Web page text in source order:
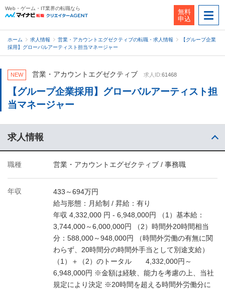
Web・ゲーム・IT業界の転職なら
無料
申込
ホーム 求人情報 営業・アカウントエグゼクティブの転職・求人情報
【グループ企業
採用】グローバルアーティスト担当マネージャー
NEW 営業・アカウントエグゼクティブ 求人ID:61468
【グループ企業採用】グローバルアーティスト担
当マネージャー
求人情報
職種 営業・アカウントエグゼクティブ / 事務職
年収
433～694万円
給与形態：月給制 / 昇給：有り
年収 4,332,000 円 - 6,948,000円 （1）基本給：
3,744,000～6,000,000円 （2）時間外20時間相当
分：588,000～948,000円 （時間外労働の有無に関
わらず、20時間分の時間外手当として別途支給）
（1）＋（2）のトータル 4,332,000円～
6,948,000円 ※金額は経験、能力を考慮の上、当社
規定により決定 ※20時間を超える時間外労働分に